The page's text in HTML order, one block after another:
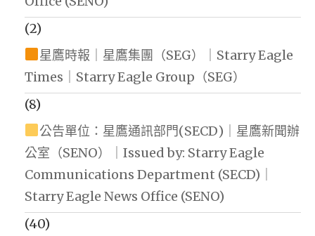
(2)
星鷹時報｜星鷹集團（SEG）｜Starry Eagle
Times｜Starry Eagle Group（SEG）
(8)
公告單位：星鷹通訊部門(SECD)｜星鷹新聞辦
公室（SENO）｜Issued by: Starry Eagle
Communications Department (SECD)｜
Starry Eagle News Office (SENO)
(40)